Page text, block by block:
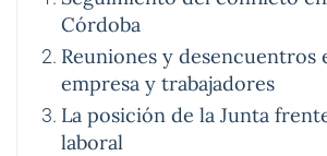
Córdoba
Reuniones y desencuentros
empresa y trabajadores
La posición de la Junta
laboral